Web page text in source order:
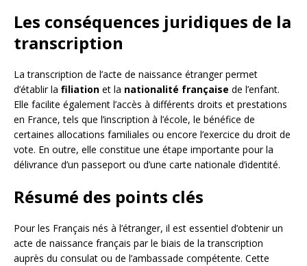
Les conséquences juridiques de la
transcription
La transcription de l’acte de naissance étranger permet
d’établir la filiation et la nationalité française de l’enfant.
Elle facilite également l’accès à différents droits et prestations
en France, tels que l’inscription à l’école, le bénéfice de
certaines allocations familiales ou encore l’exercice du droit de
vote. En outre, elle constitue une étape importante pour la
délivrance d’un passeport ou d’une carte nationale d’identité.
Résumé des points clés
Pour les Français nés à l’étranger, il est essentiel d’obtenir un
acte de naissance français par le biais de la transcription
auprès du consulat ou de l’ambassade compétente. Cette